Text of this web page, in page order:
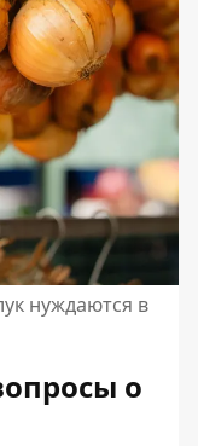
нуждаются в
о